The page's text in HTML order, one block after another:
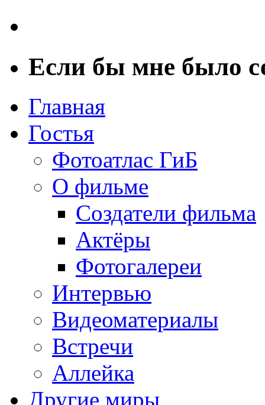
Если бы мне было
Главная
Гостья
Фотоатлас ГиБ
О фильме
Создатели фильма
Актёры
Фотогалереи
Интервью
Видеоматериалы
Встречи
Аллейка
Другие миры